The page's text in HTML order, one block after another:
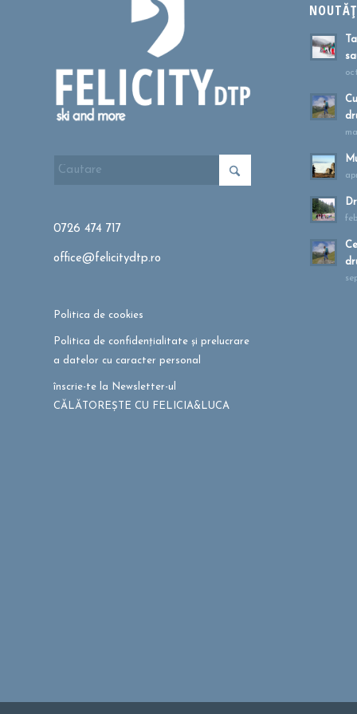
0726 474 717
office@felicitydtp.ro
Politica de cookies
Politica de confidențialitate și prelucrare
a datelor cu caracter personal
înscrie-te la Newsletter-ul
CĂLĂTOREȘTE CU FELICIA&LUCA